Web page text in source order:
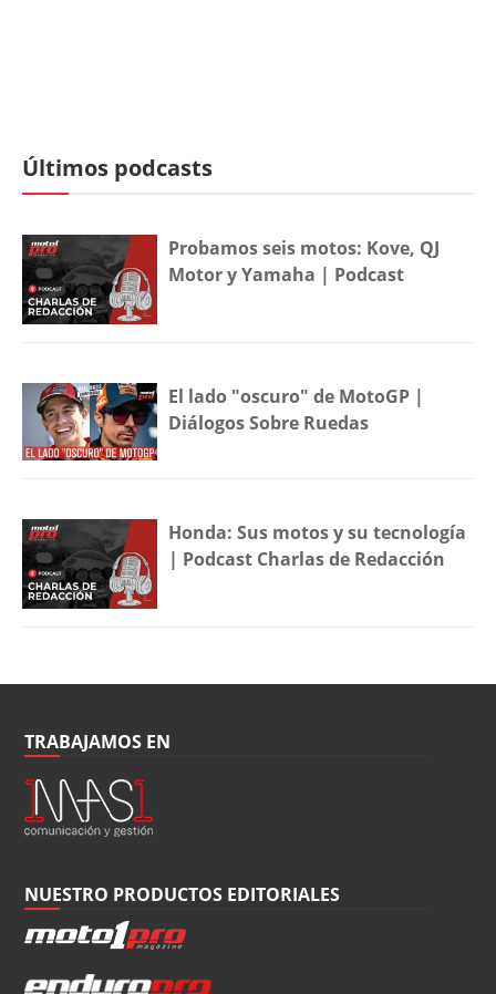
Últimos podcasts
Probamos seis motos: Kove, QJ
Motor y Yamaha | Podcast
El lado "oscuro" de MotoGP |
Diálogos Sobre Ruedas
Honda: Sus motos y su tecnología
| Podcast Charlas de Redacción
TRABAJAMOS EN
NUESTRO PRODUCTOS EDITORIALES